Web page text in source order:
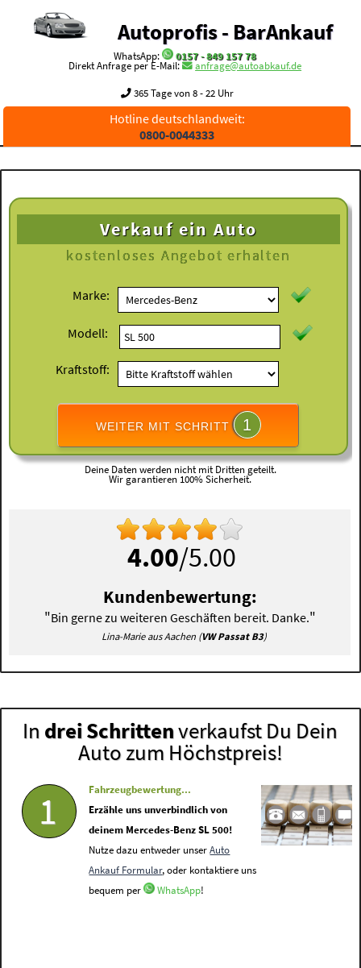
Autoprofis - BarAnkauf
WhatsApp:
0157 - 849 157 78
Direkt Anfrage per E-Mail:
anfrage@autoabkauf.de
365 Tage von 8 - 22 Uhr
Hotline deutschlandweit:
0800-0044333
Verkauf ein Auto
kostenloses Angebot erhalten
Marke:
Modell:
Kraftstoff:
WEITER MIT SCHRITT 1
Deine Daten werden nicht mit Dritten geteilt.
Wir garantieren 100% Sicherheit.
4.00/5.00
Kundenbewertung:
"Bin gerne zu weiteren Geschäften bereit. Danke."
Lina-Marie aus Aachen (VW Passat B3)
In drei Schrittenverkaufst Du Dein
Auto zum Höchstpreis!
1
Fahrzeugbewertung...
Erzähle uns unverbindlich von
deinem Mercedes-Benz SL 500!
Nutze dazu entweder unserAuto
Ankauf Formular, oder kontaktiere uns
bequem per
WhatsApp!